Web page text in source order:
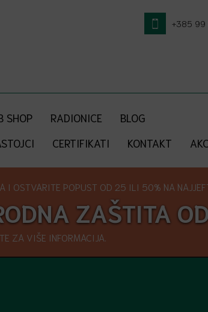
+385
SHOP RADIONICE
BLOG
CERTIFIKATI KONTAKT
I OSTVARITE POPUST OD 25 ILI 50% NA
ZAŠTITA
ZA VIŠE INFORMACIJA.